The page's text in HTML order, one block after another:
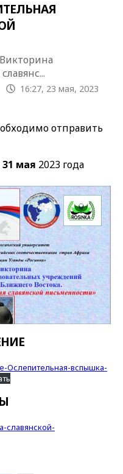
Викторина
16:27, 23 мая, 2023
отправить
мая 2023 года
Ослепительная-вспышка-
славянской-